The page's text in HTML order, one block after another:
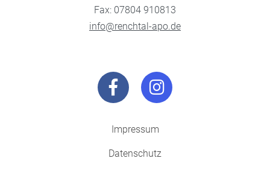
Fax: 07804 910813
info@renchtal-apo.de
Impressum
Datenschutz